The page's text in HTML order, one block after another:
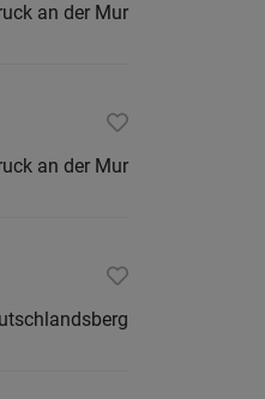
an der Mur
an der Mur